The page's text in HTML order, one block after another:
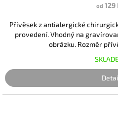
od 129
Přívěsek z antialergické
provedení. Vhodný na
obrázku. Rozměr